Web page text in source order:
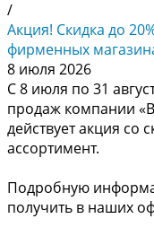
/
Акция! Скидка до
фирменных
8 июля 2026
С 8 июля по 31
продаж компании
действует акция со
ассортимент.
Подробную
получить в наших